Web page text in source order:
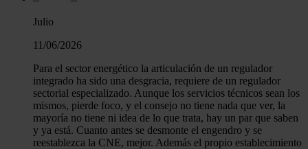
Julio
11/06/2026
Para el sector energético la articulación de un regulador
integrado ha sido una desgracia, requiere de un regulador
sectorial especializado. Aunque los servicios técnicos sean los
mismos, pierde foco, y el consejo no tiene nada que ver, la
mayoría no tiene ni idea de lo que trata, hay un par que saben
y ya está. Cuanto antes se desmonte el engendro y se
reestablezca la CNE, mejor. Además el propio establecimiento